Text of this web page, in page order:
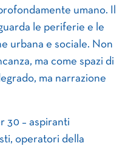
umano. Il
le periferie e le
urbana e sociale. Non
ma come spazi di
ma narrazione
30 – aspiranti
operatori della